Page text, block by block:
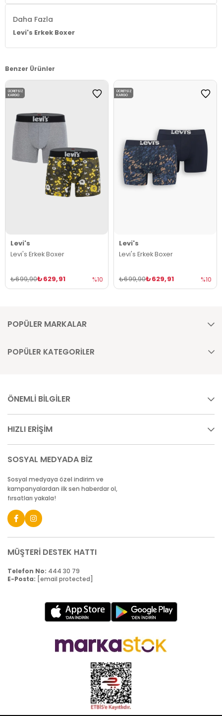
Daha Fazla
Levi's Erkek Boxer
Benzer Ürünler
Levi's
Levi's Erkek Boxer
₺629,91
₺699,90 %10
ÜCRETSIZ
KARGO
Levi's
Levi's Erkek Boxer
₺629,91
₺699,90 %10
ÜCRETSIZ
KARGO
POPÜLER MARKALAR
POPÜLER KATEGORİLER
ÖNEMLİ BİLGİLER
HIZLI ERİŞİM
SOSYAL MEDYADA BİZ
Sosyal medyaya özel indirim ve
kampanyalardan ilk sen haberdar ol,
fırsatları yakala!
MÜŞTERİ DESTEK HATTI
Telefon No: 444 30 79
E-Posta: [email protected]